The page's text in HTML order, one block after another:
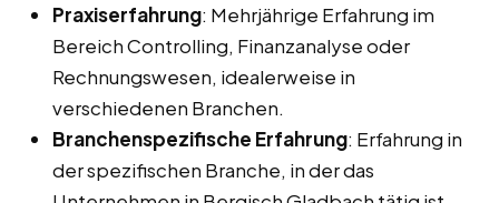
Praxiserfahrung: Mehrjährige Erfahrung im
Bereich Controlling, Finanzanalyse oder
Rechnungswesen, idealerweise in
verschiedenen Branchen.
Branchenspezifische Erfahrung: Erfahrung in
der spezifischen Branche, in der das